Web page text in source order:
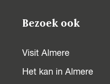
Bezoek ook
Visit Almere
Het kan in Almere